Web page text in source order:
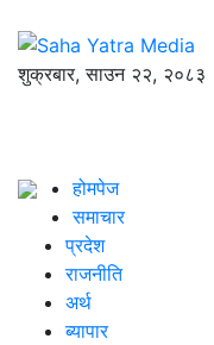
शुक्रबार,साउन २२, २०८३
होमपेज
समाचार
प्रदेश
राजनीति
अर्थ
ब्यापार